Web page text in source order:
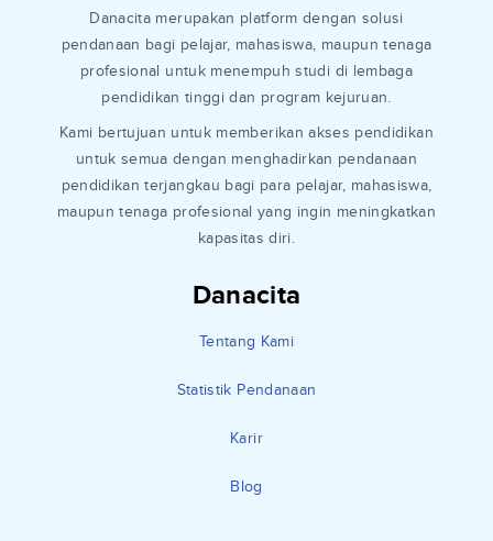
Danacita
Tentang Kami
Statistik Pendanaan
Karir
Blog
Danacita merupakan platform dengan solusi
pendanaan bagi pelajar, mahasiswa, maupun tenaga
profesional untuk menempuh studi di lembaga
pendidikan tinggi dan program kejuruan.
Kami bertujuan untuk memberikan akses pendidikan
untuk semua dengan menghadirkan pendanaan
pendidikan terjangkau bagi para pelajar, mahasiswa,
maupun tenaga profesional yang ingin meningkatkan
kapasitas diri.